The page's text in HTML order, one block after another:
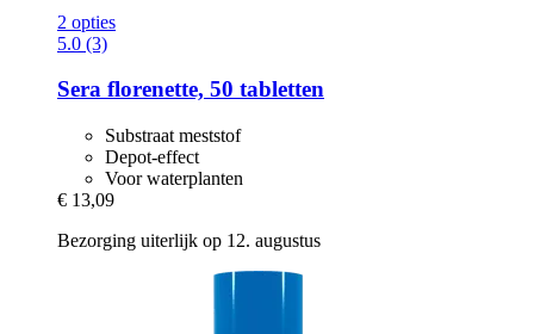
2 opties
5.0 (3)
Sera florenette, 50 tabletten
Substraat meststof
Depot-effect
Voor waterplanten
€ 13,09
Bezorging uiterlijk op 12. augustus